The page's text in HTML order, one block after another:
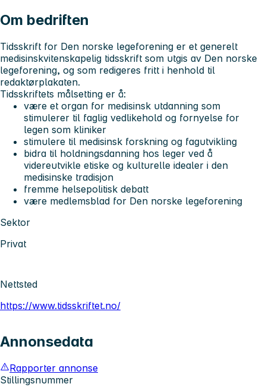
Om bedriften
Tidsskrift for Den norske legeforening er et generelt
medisinskvitenskapelig tidsskrift som utgis av Den norske
legeforening, og som redigeres fritt i henhold til
redaktørplakaten.
Tidsskriftets målsetting er å:
være et organ for medisinsk utdanning som
stimulerer til faglig vedlikehold og fornyelse for
legen som kliniker
stimulere til medisinsk forskning og fagutvikling
bidra til holdningsdanning hos leger ved å
videreutvikle etiske og kulturelle idealer i den
medisinske tradisjon
fremme helsepolitisk debatt
være medlemsblad for Den norske legeforening
Sektor
Privat
Nettsted
https://www.tidsskriftet.no/
Annonsedata
Rapporter annonse
Stillingsnummer